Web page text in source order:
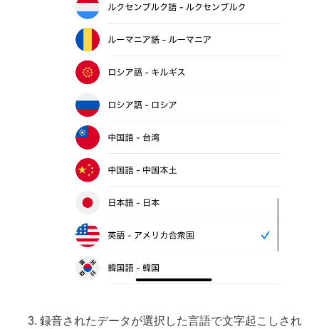
録音されたデータが選択した言語で文字起こしされ